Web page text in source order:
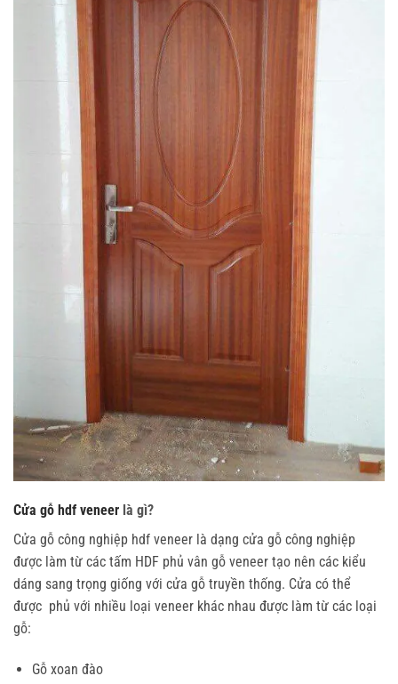
Cửa gỗ hdf veneer là gì?
Cửa gỗ công nghiệp hdf veneer là dạng cửa gỗ công nghiệp
được làm từ các tấm HDF phủ vân gỗ veneer tạo nên các kiểu
dáng sang trọng giống với cửa gỗ truyền thống. Cửa có thể
được phủ với nhiều loại veneer khác nhau được làm từ các loại
gỗ:
Gỗ xoan đào